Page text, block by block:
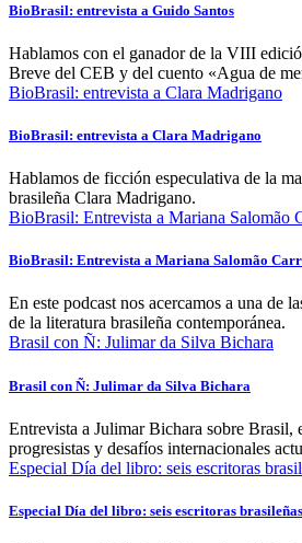
BioBrasil: entrevista a Guido Santos
Hablamos con el ganador de la VIII
Breve del CEB y del cuento «Agua de
BioBrasil: entrevista a Clara Madrigano
BioBrasil: entrevista a Clara Madrigano
Hablamos de ficción especulativa de la
brasileña Clara Madrigano.
BioBrasil: Entrevista a Mariana Salomão
BioBrasil: Entrevista a Mariana Salomão
En este podcast nos acercamos a una de
de la literatura brasileña contemporánea.
Brasil con Ñ: Julimar da Silva Bichara
Brasil con Ñ: Julimar da Silva Bichara
Entrevista a Julimar Bichara sobre Brasil,
progresistas y desafíos internacionales
Especial Día del libro: seis escritoras
Especial Día del libro: seis escritoras brasileñas